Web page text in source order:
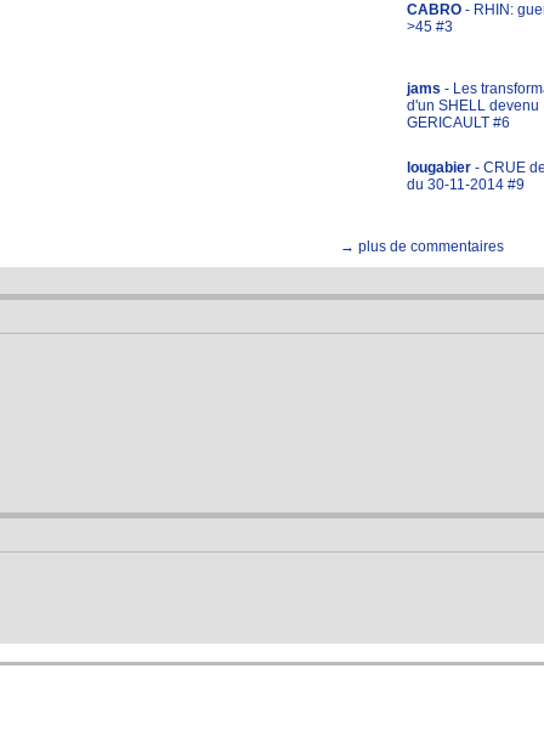
CABRO - RHIN:
>45 #3
jams - Les
d'un SHELL devenu
GERICAULT #6
lougabier - CRUE
du 30-11-2014 #9
→ plus de commentaires